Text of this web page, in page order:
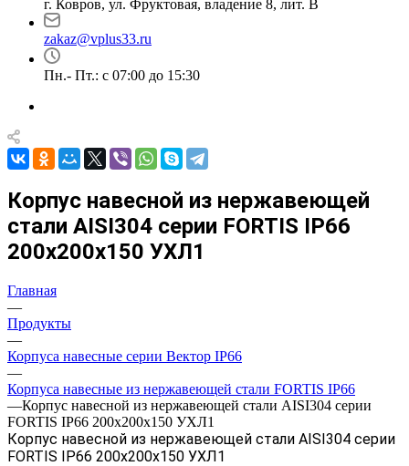
г. Ковров, ул. Фруктовая, владение 8, лит. В
zakaz@vplus33.ru
Пн.- Пт.: с 07:00 до 15:30
Корпус навесной из нержавеющей
стали AISI304 серии FORTIS IP66
200х200х150 УХЛ1
Главная
—
Продукты
—
Корпуса навесные серии Вектор IP66
—
Корпуса навесные из нержавеющей стали FORTIS IP66
—Корпус навесной из нержавеющей стали AISI304 серии
FORTIS IP66 200х200х150 УХЛ1
Корпус навесной из нержавеющей стали AISI304 серии
FORTIS IP66 200х200х150 УХЛ1